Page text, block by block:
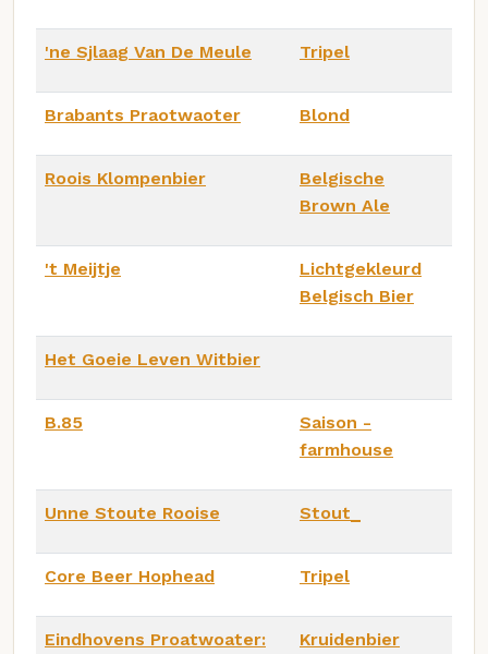
'ne Sjlaag Van De Meule Tripel
Brabants Praotwaoter Blond
Roois Klompenbier
Belgische
Brown Ale
't Meijtje
Lichtgekleurd
Belgisch Bier
Het Goeie Leven Witbier
B.85
Saison -
farmhouse
Unne Stoute Rooise Stout_
Core Beer Hophead Tripel
Eindhovens Proatwoater:
Kruidenbier